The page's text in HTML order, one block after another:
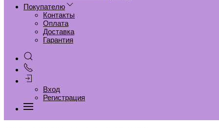
Покупателю
Контакты
Оплата
Доставка
Гарантия
Вход
Регистрация
Добавить к сравнению
Удалить из сравнения